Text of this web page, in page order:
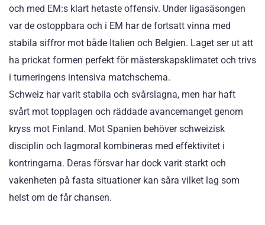
och med EM:s klart hetaste offensiv. Under ligasäsongen
var de ostoppbara och i EM har de fortsatt vinna med
stabila siffror mot både Italien och Belgien. Laget ser ut att
ha prickat formen perfekt för mästerskapsklimatet och trivs
i turneringens intensiva matchschema.
Schweiz har varit stabila och svårslagna, men har haft
svårt mot topplagen och räddade avancemanget genom
kryss mot Finland. Mot Spanien behöver schweizisk
disciplin och lagmoral kombineras med effektivitet i
kontringarna. Deras försvar har dock varit starkt och
vakenheten på fasta situationer kan såra vilket lag som
helst om de får chansen.